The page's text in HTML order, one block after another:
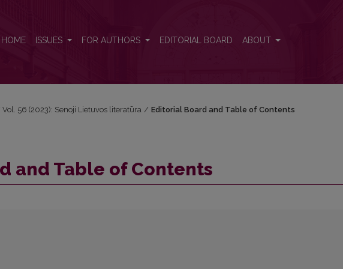
HOME ISSUES FOR AUTHORS EDITORIAL BOARD ABOUT
Vol. 56 (2023): Senoji Lietuvos literatūra / Editorial Board and Table of Contents
and Table of Contents